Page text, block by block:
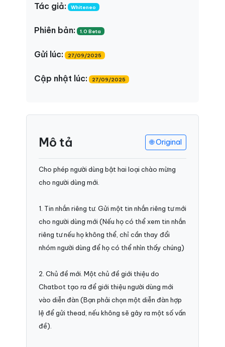
Tác giả: Whiteneo
Phiên bản: 1.0 Beta
Gửi lúc: 27/09/2025
Cập nhật lúc: 27/09/2025
Mô tả 🌐 Original
Cho phép người dùng bật hai loại chào mừng
cho người dùng mới.
1. Tin nhắn riêng tư. Gửi một tin nhắn riêng tư mới
cho người dùng mới (Nếu họ có thể xem tin nhắn
riêng tư nếu họ không thể, chỉ cần thay đổi
nhóm người dùng để họ có thể nhìn thấy chúng)
2. Chủ đề mới. Một chủ đề giới thiệu do
Chatbot tạo ra để giới thiệu người dùng mới
vào diễn đàn (Bạn phải chọn một diễn đàn hợp
lệ để gửi thead, nếu không sẽ gây ra một số vấn
đề).